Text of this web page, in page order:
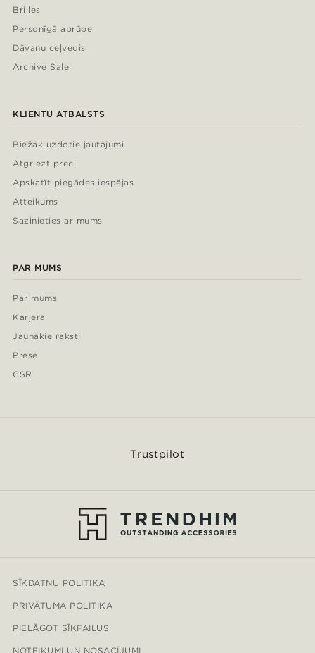
Brilles
Personīgā aprūpe
Dāvanu ceļvedis
Archive Sale
KLIENTU ATBALSTS
Biežāk uzdotie jautājumi
Atgriezt preci
Apskatīt piegādes iespējas
Atteikums
Sazinieties ar mums
PAR MUMS
Par mums
Karjera
Jaunākie raksti
Prese
CSR
Trustpilot
SĪKDATŅU POLITIKA
PRIVĀTUMA POLITIKA
PIELĀGOT SĪKFAILUS
NOTEIKUMI UN NOSACĪJUMI